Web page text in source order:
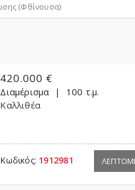
420.000 €
Διαμέρισμα
100 τ.μ.
Καλλιθέα
Κωδικός: 1912981